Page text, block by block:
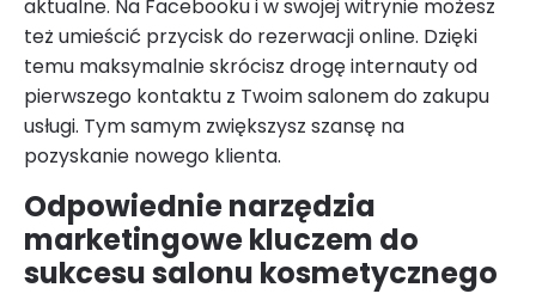
aktualne. Na Facebooku i w swojej witrynie możesz
też umieścić przycisk do rezerwacji online. Dzięki
temu maksymalnie skrócisz drogę internauty od
pierwszego kontaktu z Twoim salonem do zakupu
usługi. Tym samym zwiększysz szansę na
pozyskanie nowego klienta.
Odpowiednie narzędzia
marketingowe kluczem do
sukcesu salonu kosmetycznego